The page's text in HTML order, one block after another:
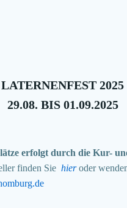
LATERNENFEST 2025
29.08. BIS 01.09.2025
erfolgt durch die Kur-
finden Sie hieroder